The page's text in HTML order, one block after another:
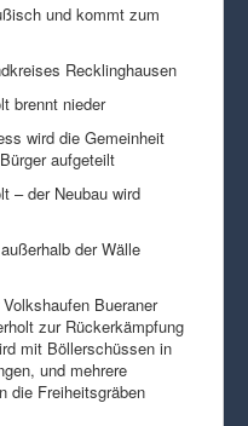
und kommt zum
Recklinghausen
brennt nieder
wird die Gemeinheit
aufgeteilt
– der Neubau wird
der Wälle
Bueraner
zur Rückerkämpfung
mit Böllerschüssen in
und mehrere
die Freiheitsgräben